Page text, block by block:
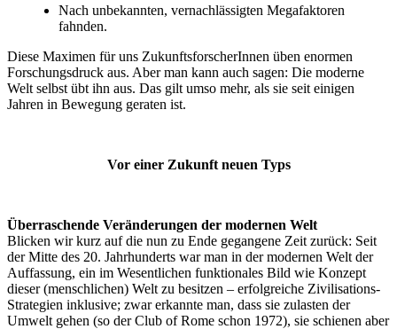
Nach unbekannten, vernachlässigten Megafaktoren
fahnden.
Diese Maximen für uns ZukunftsforscherInnen üben enormen
Forschungsdruck aus. Aber man kann auch sagen: Die moderne
Welt selbst übt ihn aus. Das gilt umso mehr, als sie seit einigen
Jahren in Bewegung geraten ist.
Vor einer Zukunft neuen Typs
Überraschende Veränderungen der modernen Welt
Blicken wir kurz auf die nun zu Ende gegangene Zeit zurück: Seit
der Mitte des 20. Jahrhunderts war man in der modernen Welt der
Auffassung, ein im Wesentlichen funktionales Bild wie Konzept
dieser (menschlichen) Welt zu besitzen – erfolgreiche Zivilisations-
Strategien inklusive; zwar erkannte man, dass sie zulasten der
Umwelt gehen (so der Club of Rome schon 1972), sie schienen aber